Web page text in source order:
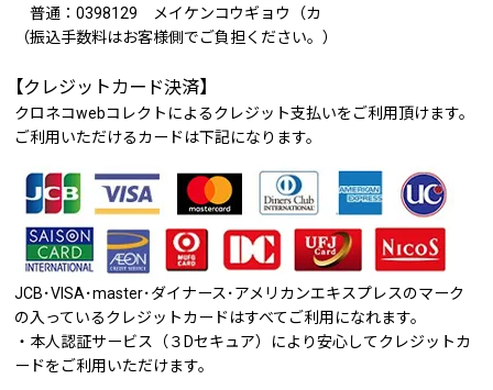
普通：0398129 メイケンコウギョウ（カ
（振込手数料はお客様側でご負担ください。）
【クレジットカード決済】
クロネコwebコレクトによるクレジット支払いをご利用頂けます。
ご利用いただけるカードは下記になります。
JCB･VISA･master･ダイナース･アメリカンエキスプレスのマーク
の入っているクレジットカードはすべてご利用になれます。
・本人認証サービス（３Dセキュア）により安心してクレジットカ
ードをご利用いただけます。